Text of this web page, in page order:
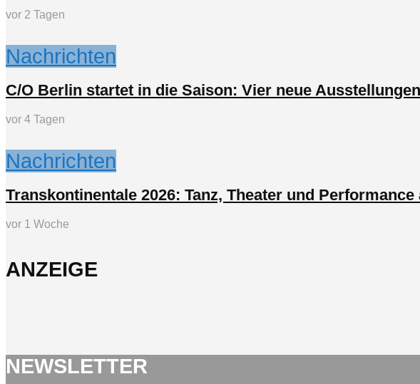
vor 2 Tagen
Nachrichten
C/O Berlin startet in die Saison: Vier neue
vor 4 Tagen
Nachrichten
Transkontinentale 2026: Tanz, Theater und
vor 1 Woche
ANZEIGE
NEWSLETTER